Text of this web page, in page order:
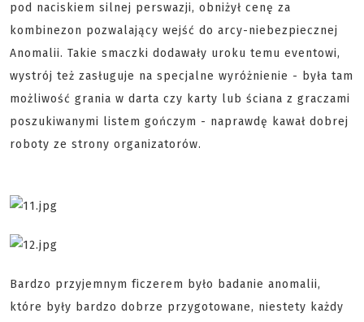
pod naciskiem silnej perswazji, obniżył cenę za
kombinezon pozwalający wejść do arcy-niebezpiecznej
Anomalii. Takie smaczki dodawały uroku temu eventowi,
wystrój też zasługuje na specjalne wyróżnienie - była tam
możliwość grania w darta czy karty lub ściana z graczami
poszukiwanymi listem gończym - naprawdę kawał dobrej
roboty ze strony organizatorów.
Bardzo przyjemnym ficzerem było badanie anomalii,
które były bardzo dobrze przygotowane, niestety każdy